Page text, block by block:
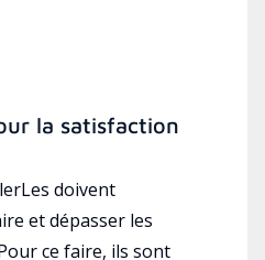
la satisfaction
doivent
et dépasser les
ce faire, ils sont